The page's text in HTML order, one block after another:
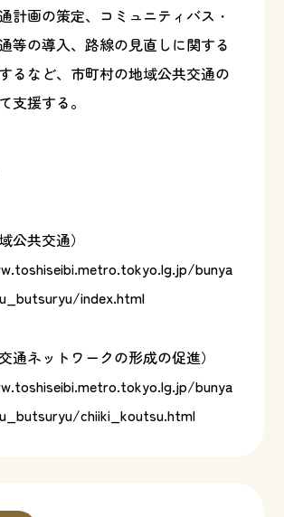
計画の策定、コミュニティバス・
等の導入、路線の見直しに関する
るなど、市町村の地域公共交通の
支援する。
公共交通）
bunya
index.html
通ネットワークの形成の促進）
bunya
chiiki_koutsu.html